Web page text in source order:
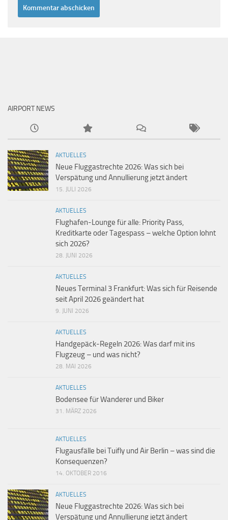
AIRPORT NEWS
AKTUELLES
Neue Fluggastrechte 2026: Was sich bei
Verspätung und Annullierung jetzt ändert
15. JULI 2026
AKTUELLES
Flughafen-Lounge für alle: Priority Pass,
Kreditkarte oder Tagespass – welche Option lohnt
sich 2026?
28. JUNI 2026
AKTUELLES
Neues Terminal 3 Frankfurt: Was sich für Reisende
seit April 2026 geändert hat
9. JUNI 2026
AKTUELLES
Handgepäck-Regeln 2026: Was darf mit ins
Flugzeug – und was nicht?
28. MAI 2026
AKTUELLES
Bodensee für Wanderer und Biker
31. MÄRZ 2026
AKTUELLES
Flugausfälle bei Tuifly und Air Berlin – was sind die
Konsequenzen?
14. OKTOBER 2016
AKTUELLES
Neue Fluggastrechte 2026: Was sich bei
Verspätung und Annullierung jetzt ändert